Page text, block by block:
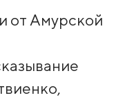
от Амурской